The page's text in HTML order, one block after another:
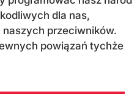
dla nas,
naszych przeciwników.
powiązań tychże